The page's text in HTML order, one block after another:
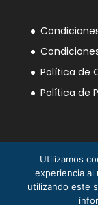
Política de
Política de
Utilizamos
experiencia al
utilizando este